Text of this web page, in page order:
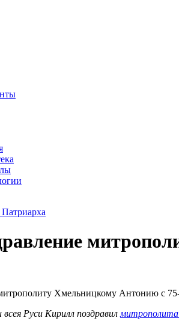
Руси Кирилл поздравил митрополита